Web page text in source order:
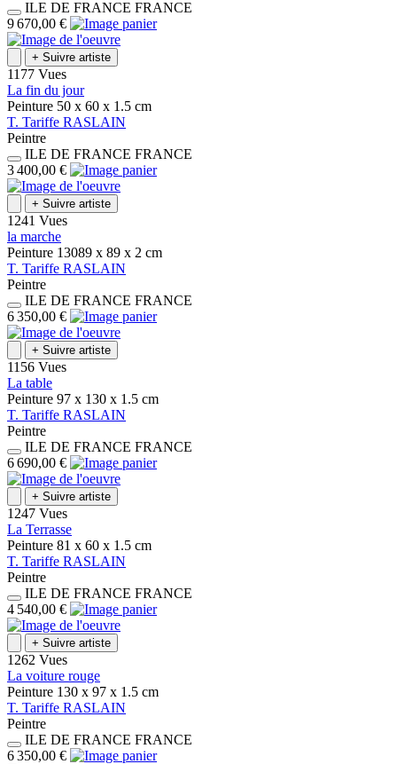
ILE DE FRANCE FRANCE
9 670,00 €
+ Suivre artiste
1177 Vues
La fin du jour
Peinture 50 x 60 x 1.5 cm
T. Tariffe RASLAIN
Peintre
ILE DE FRANCE FRANCE
3 400,00 €
+ Suivre artiste
1241 Vues
la marche
Peinture 13089 x 89 x 2 cm
T. Tariffe RASLAIN
Peintre
ILE DE FRANCE FRANCE
6 350,00 €
+ Suivre artiste
1156 Vues
La table
Peinture 97 x 130 x 1.5 cm
T. Tariffe RASLAIN
Peintre
ILE DE FRANCE FRANCE
6 690,00 €
+ Suivre artiste
1247 Vues
La Terrasse
Peinture 81 x 60 x 1.5 cm
T. Tariffe RASLAIN
Peintre
ILE DE FRANCE FRANCE
4 540,00 €
+ Suivre artiste
1262 Vues
La voiture rouge
Peinture 130 x 97 x 1.5 cm
T. Tariffe RASLAIN
Peintre
ILE DE FRANCE FRANCE
6 350,00 €